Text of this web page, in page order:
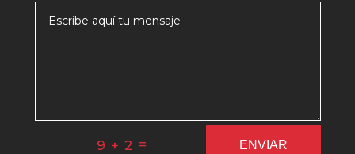
9 + 2 = ENVIAR